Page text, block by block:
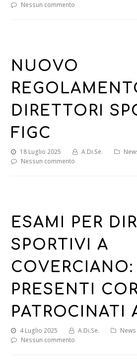
Nessun commento
NUOVO
DIRETTORI
FIGC
18 Luglio 2025 A.Di.Se.
Nessun commento
ESAMI PER
SPORTIVI A
COVERCIANO:
PRESENTI
PATROCINATI
4 Luglio 2025 A.Di.Se.
News
Nessun commento